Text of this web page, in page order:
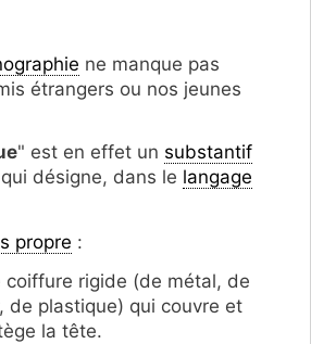
ne manque pas
étrangers ou nos jeunes
" est en effet un substantif
désigne, dans le langage
propre :
coiffure rigide (de métal, de
de plastique) qui couvre et
la tête.